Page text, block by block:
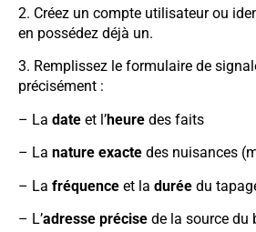
2. Créez un compte utilisateur ou
en possédez déjà un.
3. Remplissez le formulaire de
précisément :
– La date et l’heure des faits
– La nature exacte des nuisances
– La fréquence et la durée du
– L’adresse précise de la source du